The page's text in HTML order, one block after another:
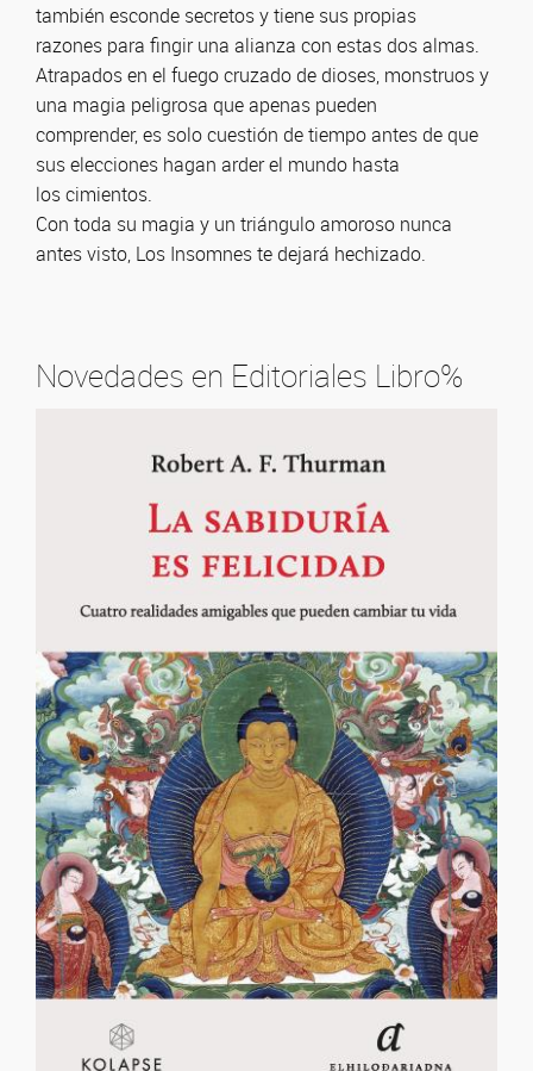
también esconde secretos y tiene sus propias
razones para fingir una alianza con estas dos almas.
Atrapados en el fuego cruzado de dioses, monstruos y
una magia peligrosa que apenas pueden
comprender, es solo cuestión de tiempo antes de que
sus elecciones hagan arder el mundo hasta
los cimientos.
Con toda su magia y un triángulo amoroso nunca
antes visto, Los Insomnes te dejará hechizado.
Novedades en Editoriales Libro%